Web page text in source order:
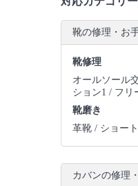
靴の修理・お
靴修理
オールソール
ション1 / フリ
靴磨き
革靴 / ショー
カバンの修理